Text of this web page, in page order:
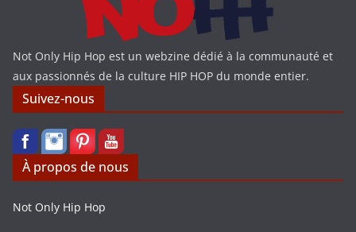
o
n
É
v
è
Not Only Hip Hop est un webzine dédié à la communauté et
aux passionnés de la culture HIP HOP du monde entier.
Suivez-nous
À propos de nous
Not Only Hip Hop